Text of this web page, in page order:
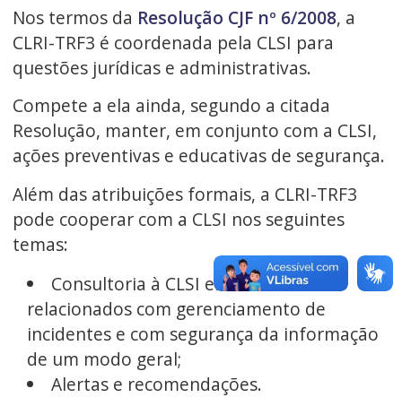
Nos termos da Resolução CJF nº 6/2008, a
CLRI-TRF3 é coordenada pela CLSI para
questões jurídicas e administrativas.
Compete a ela ainda, segundo a citada
Resolução, manter, em conjunto com a CLSI,
ações preventivas e educativas de segurança.
Além das atribuições formais, a CLRI-TRF3
pode cooperar com a CLSI nos seguintes
temas:
Consultoria à CLSI em assuntos
relacionados com gerenciamento de
incidentes e com segurança da informação
de um modo geral;
Alertas e recomendações.